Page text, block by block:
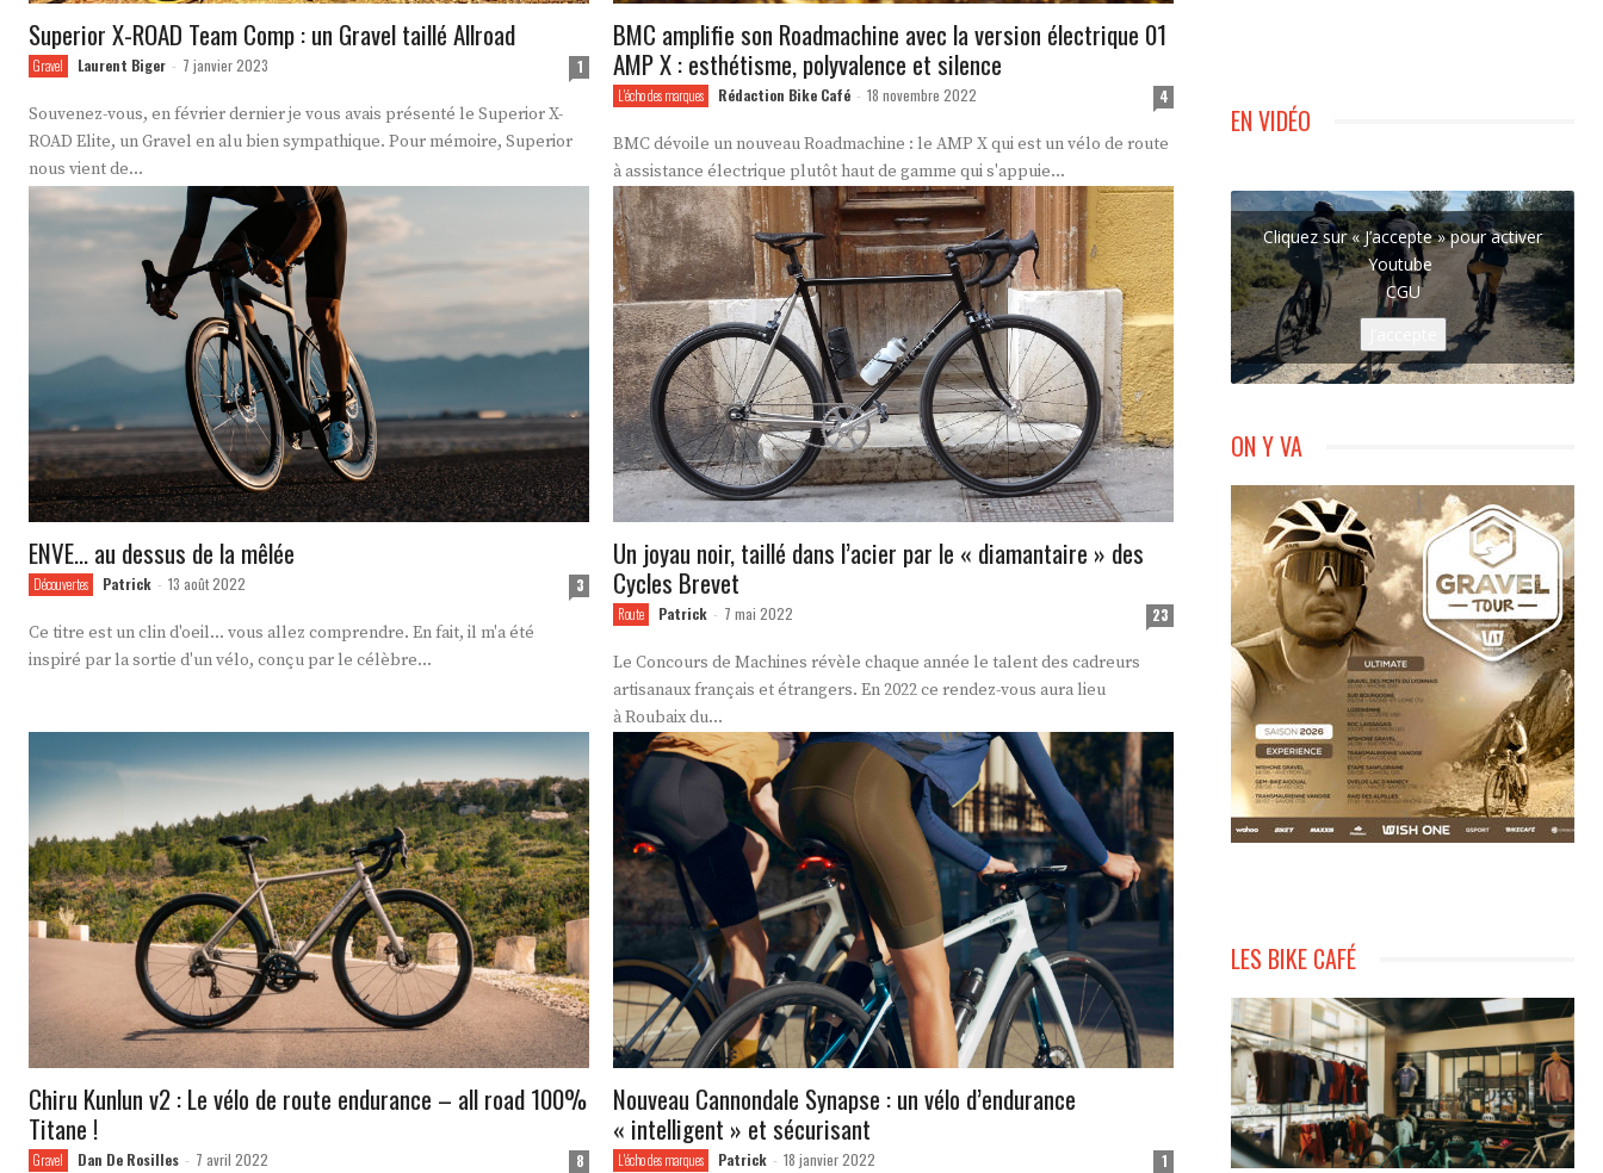
Superior X-ROAD Team Comp : un Gravel taillé Allroad
Gravel Laurent Biger - 7 janvier 2023 1
Souvenez-vous, en février dernier je vous avais présenté le Superior X-
ROAD Elite, un Gravel en alu bien sympathique. Pour mémoire, Superior
nous vient de...
BMC amplifie son Roadmachine avec la version électrique 01
AMP X : esthétisme, polyvalence et silence
L'écho des marques Rédaction Bike Café - 18 novembre 2022 4
BMC dévoile un nouveau Roadmachine : le AMP X qui est un vélo de route
à assistance électrique plutôt haut de gamme qui s'appuie...
ENVE… au dessus de la mêlée
Découvertes Patrick - 13 août 2022 3
Ce titre est un clin d'oeil... vous allez comprendre. En fait, il m'a été
inspiré par la sortie d'un vélo, conçu par le célèbre...
Un joyau noir, taillé dans l’acier par le « diamantaire » des
Cycles Brevet
Route Patrick - 7 mai 2022 23
Le Concours de Machines révèle chaque année le talent des cadreurs
artisanaux français et étrangers. En 2022 ce rendez-vous aura lieu
à Roubaix du...
Chiru Kunlun v2 : Le vélo de route endurance – all road 100%
Titane !
Gravel Dan De Rosilles - 7 avril 2022 8
Nouveau Cannondale Synapse : un vélo d’endurance
« intelligent » et sécurisant
L'écho des marques Patrick - 18 janvier 2022 1
EN VIDÉO
Cliquez sur « J’accepte » pour activer
Youtube
CGU
ON Y VA
LES BIKE CAFÉ